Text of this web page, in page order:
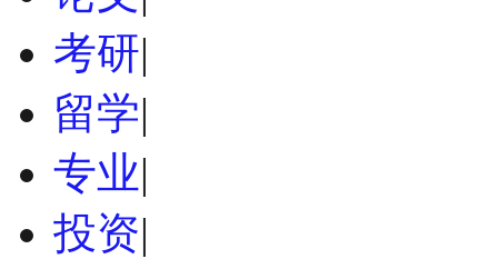
考研|
留学|
专业|
投资|